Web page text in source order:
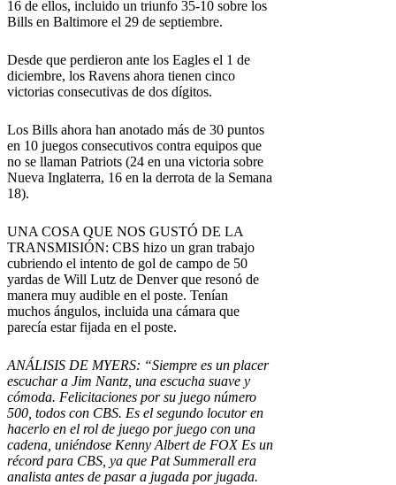
16 de ellos, incluido un triunfo 35-10 sobre los
Bills en Baltimore el 29 de septiembre.
Desde que perdieron ante los Eagles el 1 de
diciembre, los Ravens ahora tienen cinco
victorias consecutivas de dos dígitos.
Los Bills ahora han anotado más de 30 puntos
en 10 juegos consecutivos contra equipos que
no se llaman Patriots (24 en una victoria sobre
Nueva Inglaterra, 16 en la derrota de la Semana
18).
UNA COSA QUE NOS GUSTÓ DE LA
TRANSMISIÓN: CBS hizo un gran trabajo
cubriendo el intento de gol de campo de 50
yardas de Will Lutz de Denver que resonó de
manera muy audible en el poste. Tenían
muchos ángulos, incluida una cámara que
parecía estar fijada en el poste.
ANÁLISIS DE MYERS: “Siempre es un placer
escuchar a Jim Nantz, una escucha suave y
cómoda. Felicitaciones por su juego número
500, todos con CBS. Es el segundo locutor en
hacerlo en el rol de juego por juego con una
cadena, uniéndose Kenny Albert de FOX Es un
récord para CBS, ya que Pat Summerall era
analista antes de pasar a jugada por jugada.